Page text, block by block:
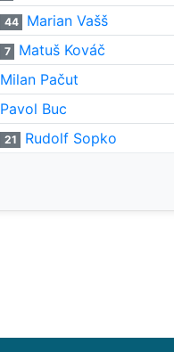
44 Marian Vašš
7 Matuš Kováč
Milan Pačut
Pavol Buc
21 Rudolf Sopko